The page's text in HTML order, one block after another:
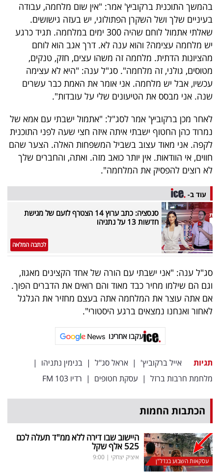
40
UNDER
40
שיתופי
פעולה
דרושים
ניוזלטרים
מייל
אדום
פרסמו
באייס
עקבו
אחרינו:
בהמשך התוכנית ברקוביץ' אמר: "אין שום מלחמה, עבודה
בעיניים שלך ושל השקרן הפתולוגי, יש בעזה גישושים.
שאלתי אתמול לוחם שהיה 300 ימים במלחמה. תגיד כרגע
יש מלחמה עצימה? והוא ענה לא. דרך אגב הוא לוחם
מהציונות הדתית. מלחמה זה משהו עצים, חזק, טנקים,
מטוסים, גולני, זה מלחמה". סג"ל ענה: "היא לא עצימה
עכשיו, אבל יש מלחמה. אני אומר את האמת כבר עשרים
שנה. אני מבסס את הטיעונים שלי על עובדות".
לאחר מכן ברקוביץ' אמר לסג"ל: "אתמול ישבתי עם אמא של
נמרוד כהן החטוף ישבתי איתה איזה חצי שעה לפני התוכנית
לקפה. אני מאוד עצוב בשביל המשפחות האלה. הצער שהם
חווים, אי הוודאות. אין יותר כואב מזה. ואתה, והחברים שלך
לא רוצים להפסיק את המלחמה".
עוד ב-
סנסציה: כתב ערוץ 14 הצטרף לזעם של מגישת
חדשות 13 על נתניהו
לכתבה המלאה
סג"ל ענה: "אני ישבתי עם הורה של אחד הקצינים מאגוז,
וגם הם שילמו מחיר כבד מאוד והם רואים את הדברים הפוך.
אם אתה עוצר את המלחמה אתה בעצם מחזיר את הגלגל
לאחור ואנחנו נמצאים ברגע היסטורי".
עקבו אחרינו
תגיות אייל ברקוביץ' | אראל סג"ל | בנימין נתניהו |
מלחמת חרבות ברזל | עסקת חטופים | רדיו 103 FM
הכתבות החמות
עסקאות השבוע בנדל"ן
היישוב שבו דירה ללא ממ"ד תעלה לכם
525 אלף שקל
איציק יצחקי |
9:00